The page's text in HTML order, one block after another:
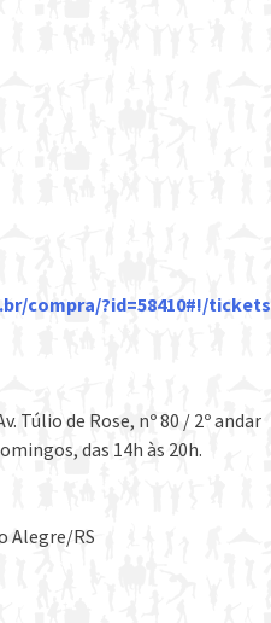
compra/?id=58410#!/tickets
Túlio de Rose, nº 80 / 2º andar
das 14h às 20h.
Alegre/RS